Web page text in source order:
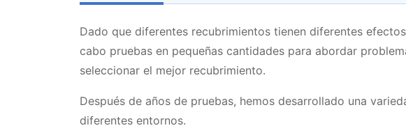
Dado que diferentes recubrimientos tienen diferentes
cabo pruebas en pequeñas cantidades para abordar
seleccionar el mejor recubrimiento.
Después de años de pruebas, hemos desarrollado una
diferentes entornos.